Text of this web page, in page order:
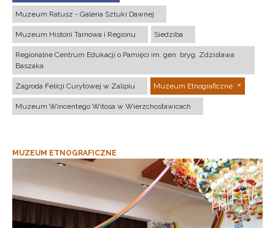
Muzeum Ratusz - Galeria Sztuki Dawnej
Muzeum Historii Tarnowa i Regionu Siedziba
Regionalne Centrum Edukacji o Pamięci im. gen. bryg. Zdzisława
Baszaka
Zagroda Felicji Curyłowej w Zalipiu Muzeum Etnograficzne
Muzeum Wincentego Witosa w Wierzchosławicach
MUZEUM ETNOGRAFICZNE